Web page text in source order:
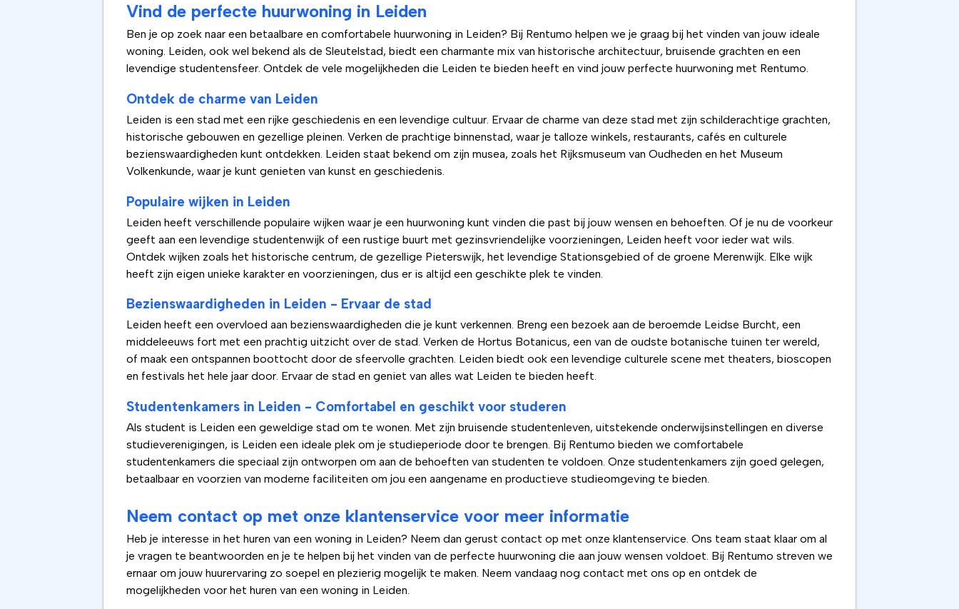
Vind de perfecte huurwoning in Leiden
Ben je op zoek naar een betaalbare en comfortabele huurwoning in Leiden? Bij Rentumo helpen we je graag bij het vinden van jouw ideale
woning. Leiden, ook wel bekend als de Sleutelstad, biedt een charmante mix van historische architectuur, bruisende grachten en een
levendige studentensfeer. Ontdek de vele mogelijkheden die Leiden te bieden heeft en vind jouw perfecte huurwoning met Rentumo.
Ontdek de charme van Leiden
Leiden is een stad met een rijke geschiedenis en een levendige cultuur. Ervaar de charme van deze stad met zijn schilderachtige grachten,
historische gebouwen en gezellige pleinen. Verken de prachtige binnenstad, waar je talloze winkels, restaurants, cafés en culturele
bezienswaardigheden kunt ontdekken. Leiden staat bekend om zijn musea, zoals het Rijksmuseum van Oudheden en het Museum
Volkenkunde, waar je kunt genieten van kunst en geschiedenis.
Populaire wijken in Leiden
Leiden heeft verschillende populaire wijken waar je een huurwoning kunt vinden die past bij jouw wensen en behoeften. Of je nu de voorkeur
geeft aan een levendige studentenwijk of een rustige buurt met gezinsvriendelijke voorzieningen, Leiden heeft voor ieder wat wils.
Ontdek wijken zoals het historische centrum, de gezellige Pieterswijk, het levendige Stationsgebied of de groene Merenwijk. Elke wijk
heeft zijn eigen unieke karakter en voorzieningen, dus er is altijd een geschikte plek te vinden.
Bezienswaardigheden in Leiden - Ervaar de stad
Leiden heeft een overvloed aan bezienswaardigheden die je kunt verkennen. Breng een bezoek aan de beroemde Leidse Burcht, een
middeleeuws fort met een prachtig uitzicht over de stad. Verken de Hortus Botanicus, een van de oudste botanische tuinen ter wereld,
of maak een ontspannen boottocht door de sfeervolle grachten. Leiden biedt ook een levendige culturele scene met theaters, bioscopen
en festivals het hele jaar door. Ervaar de stad en geniet van alles wat Leiden te bieden heeft.
Studentenkamers in Leiden - Comfortabel en geschikt voor studeren
Als student is Leiden een geweldige stad om te wonen. Met zijn bruisende studentenleven, uitstekende onderwijsinstellingen en diverse
studieverenigingen, is Leiden een ideale plek om je studieperiode door te brengen. Bij Rentumo bieden we comfortabele
studentenkamers die speciaal zijn ontworpen om aan de behoeften van studenten te voldoen. Onze studentenkamers zijn goed gelegen,
betaalbaar en voorzien van moderne faciliteiten om jou een aangename en productieve studieomgeving te bieden.
Neem contact op met onze klantenservice voor meer informatie
Heb je interesse in het huren van een woning in Leiden? Neem dan gerust contact op met onze klantenservice. Ons team staat klaar om al
je vragen te beantwoorden en je te helpen bij het vinden van de perfecte huurwoning die aan jouw wensen voldoet. Bij Rentumo streven we
ernaar om jouw huurervaring zo soepel en plezierig mogelijk te maken. Neem vandaag nog contact met ons op en ontdek de
mogelijkheden voor het huren van een woning in Leiden.